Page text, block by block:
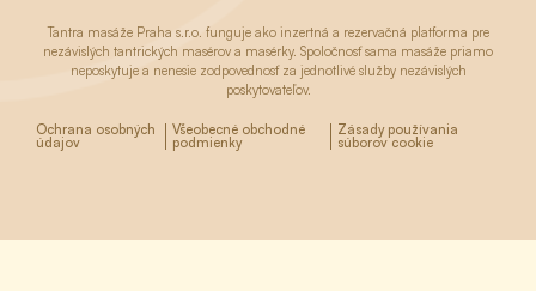
Tantra masáže Praha s.r.o. funguje ako inzertná a rezervačná platforma pre
nezávislých tantrických masérov a masérky. Spoločnosť sama masáže priamo
neposkytuje a nenesie zodpovednosť za jednotlivé služby nezávislých
poskytovateľov.
Ochrana osobných
údajov
Všeobecné obchodné
podmienky
Zásady používania
súborov cookie